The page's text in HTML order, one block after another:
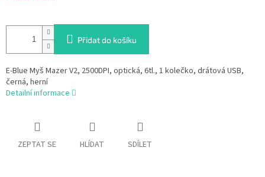
Přidat do košíku
E-Blue Myš Mazer V2, 2500DPI, optická, 6tl., 1 kolečko, drátová USB,
černá, herní
Detailní informace
ZEPTAT SE HLÍDAT SDÍLET